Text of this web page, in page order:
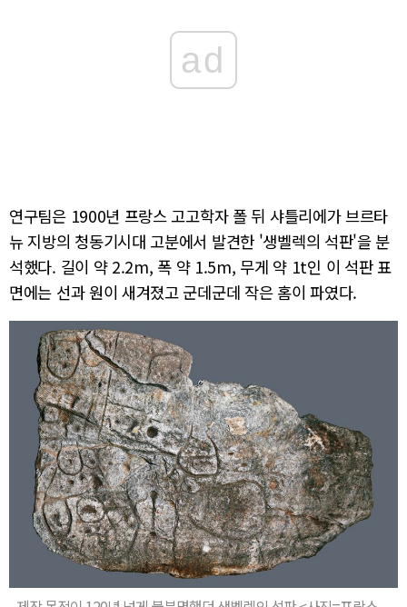
ad
연구팀은 1900년 프랑스 고고학자 폴 뒤 샤틀리에가 브르타
뉴 지방의 청동기시대 고분에서 발견한 '생벨렉의 석판'을 분
석했다. 길이 약 2.2m, 폭 약 1.5m, 무게 약 1t인 이 석판 표
면에는 선과 원이 새겨졌고 군데군데 작은 홈이 파였다.